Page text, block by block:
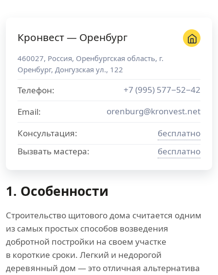
1. Особенности
Строительство щитового дома считается одним
из самых простых способов возведения
добротной постройки на своем участке
в короткие сроки. Легкий и недорогой
деревянный дом — это отличная альтернатива
Кронвест — Оренбург
460027, Россия, Оренбургская область, г.
Оренбург, Донгузская ул., 122
Телефон:
+7 (995) 577−52−42
Email:
orenburg@kronvest.net
Консультация:
бесплатно
Вызвать мастера:
бесплатно